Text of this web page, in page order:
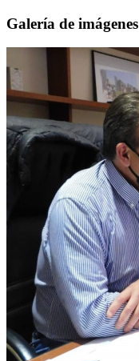
Galería de imágenes